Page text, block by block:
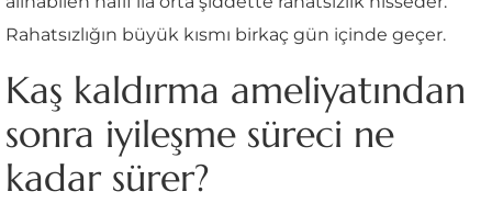
Rahatsızlığın büyük kısmı birkaç gün içinde geçer.
Kaş kaldırma ameliyatından
sonra iyileşme süreci ne
kadar sürer?